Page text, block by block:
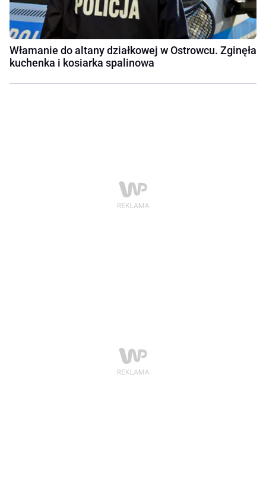
Włamanie do altany działkowej w Ostrowcu. Zginęła
kuchenka i kosiarka spalinowa